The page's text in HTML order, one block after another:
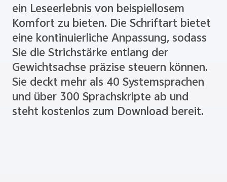
ein Leseerlebnis von beispiellosem
Komfort zu bieten. Die Schriftart bietet
eine kontinuierliche Anpassung, sodass
Sie die Strichstärke entlang der
Gewichtsachse präzise steuern können.
Sie deckt mehr als 40 Systemsprachen
und über 300 Sprachskripte ab und
steht kostenlos zum Download bereit.